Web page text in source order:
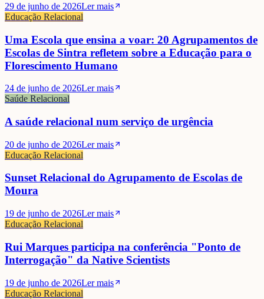
29 de junho de 2026Ler mais
Educação Relacional
Uma Escola que ensina a voar: 20 Agrupamentos de
Escolas de Sintra refletem sobre a Educação para o
Florescimento Humano
24 de junho de 2026Ler mais
Saúde Relacional
A saúde relacional num serviço de urgência
20 de junho de 2026Ler mais
Educação Relacional
Sunset Relacional do Agrupamento de Escolas de
Moura
19 de junho de 2026Ler mais
Educação Relacional
Rui Marques participa na conferência "Ponto de
Interrogação" da Native Scientists
19 de junho de 2026Ler mais
Educação Relacional